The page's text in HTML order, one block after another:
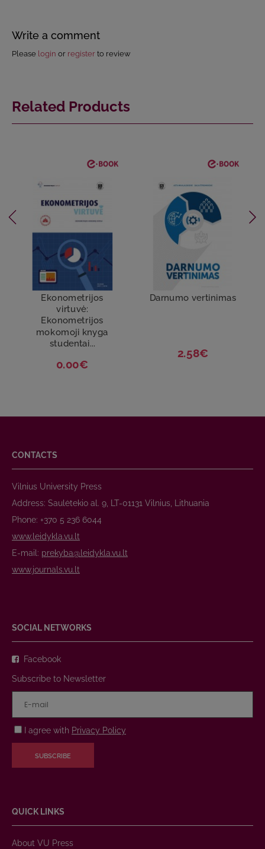
Write a comment
Please login or register to review
Related Products
Ekonometrijos
virtuvė:
Ekonometrijos
mokomoji knyga
studentai...
0.00€
Darnumo vertinimas
2.58€
CONTACTS
Vilnius University Press
Address: Saulėtekio al. 9, LT-01131 Vilnius, Lithuania
Phone: +370 5 236 6044
www.leidykla.vu.lt
E-mail: prekyba@leidykla.vu.lt
www.journals.vu.lt
SOCIAL NETWORKS
Facebook
Subscribe to Newsletter
I agree with Privacy Policy
SUBSCRIBE
QUICK LINKS
About VU Press